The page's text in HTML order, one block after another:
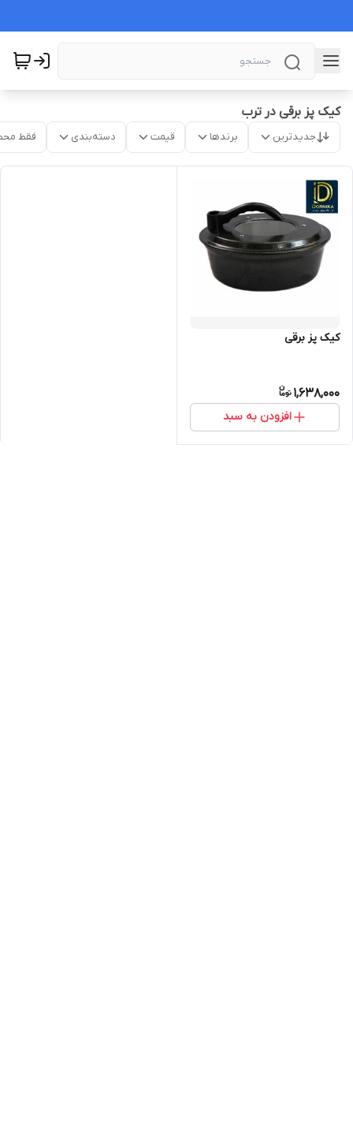
کیک پز برقی در ترب
جدیدترین برندها قیمت دسته‌بندی فقط
کیک پز برقی
1,638,000
افزودن به سبد